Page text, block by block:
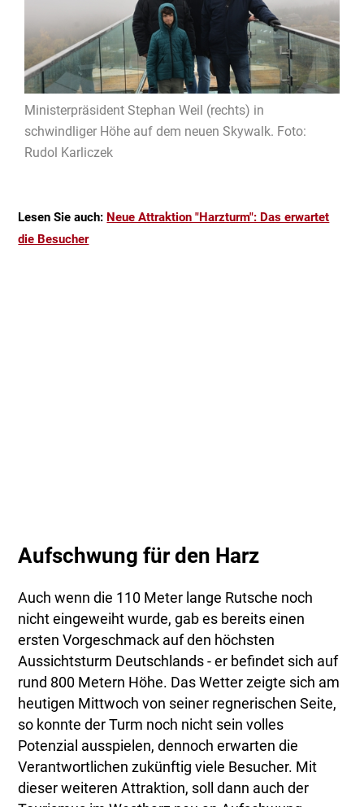
Ministerpräsident Stephan Weil (rechts) in
schwindliger Höhe auf dem neuen Skywalk. Foto:
Rudol Karliczek
Lesen Sie auch: Neue Attraktion "Harzturm": Das erwartet
die Besucher
Aufschwung für den Harz
Auch wenn die 110 Meter lange Rutsche noch
nicht eingeweiht wurde, gab es bereits einen
ersten Vorgeschmack auf den höchsten
Aussichtsturm Deutschlands - er befindet sich auf
rund 800 Metern Höhe. Das Wetter zeigte sich am
heutigen Mittwoch von seiner regnerischen Seite,
so konnte der Turm noch nicht sein volles
Potenzial ausspielen, dennoch erwarten die
Verantwortlichen zukünftig viele Besucher. Mit
dieser weiteren Attraktion, soll dann auch der